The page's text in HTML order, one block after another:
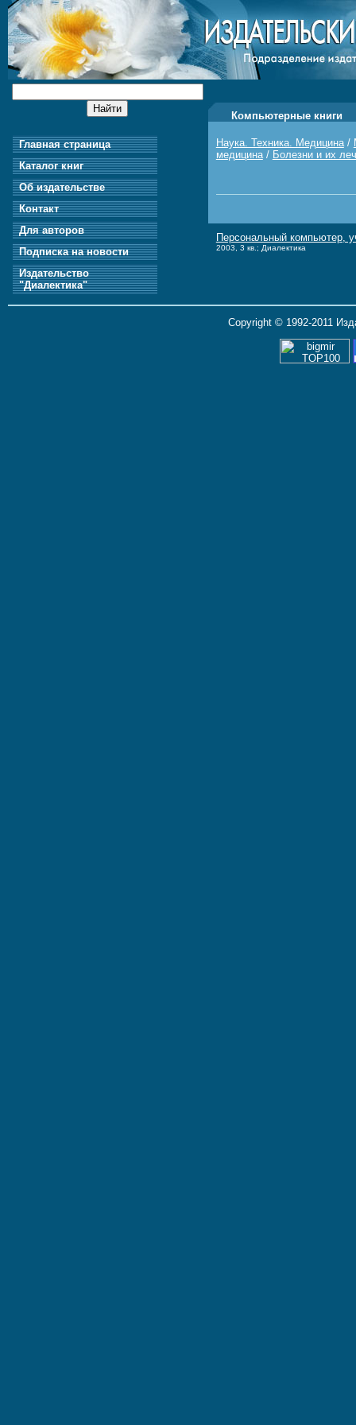
Главная страница
Каталог книг
Об издательстве
Контакт
Для авторов
Подписка на новости
Издательство
"Диалектика"
Компьютерные книги
Наука. Техника. Медицина/
медицина/ Болезни и их
Персональный компьютер,
2003, 3 кв.; Диалектика
Copyright © 1992-2011